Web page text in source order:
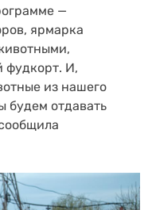
—
ярмарка
фудкорт. И,
из нашего
будем отдавать